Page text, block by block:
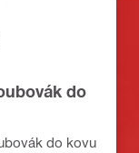
do
do kovu